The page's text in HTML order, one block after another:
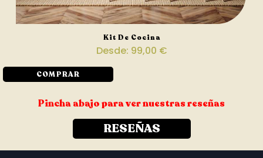
Kit De Cocina
Desde: 99,00 €
COMPRAR
Pincha abajo para ver nuestras reseñas
RESEÑAS